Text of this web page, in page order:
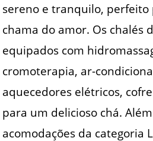
sereno e tranquilo, perfeito
chama do amor. Os chalés
equipados com
cromoterapia, ar-
aquecedores elétricos,
para um delicioso chá.
acomodações da categoria